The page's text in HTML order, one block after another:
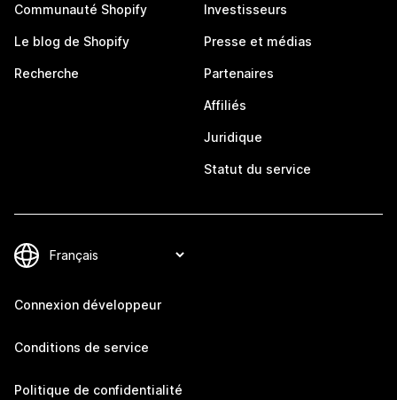
Communauté Shopify
Le blog de Shopify
Recherche
Investisseurs
Presse et médias
Partenaires
Affiliés
Juridique
Statut du service
Connexion développeur
Conditions de service
Politique de confidentialité